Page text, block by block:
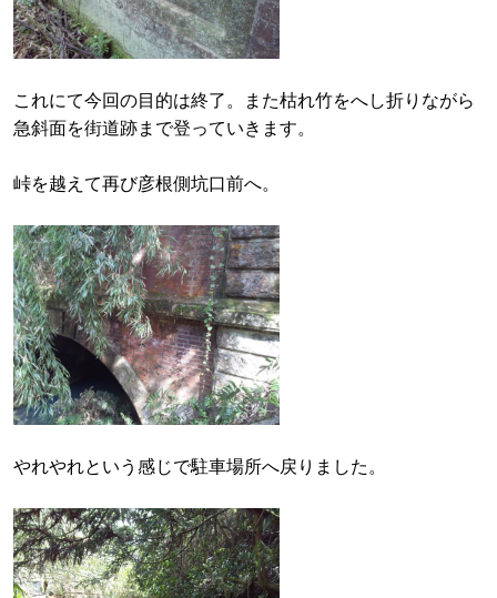
これにて今回の目的は終了。また枯れ竹をへし折りながら
急斜面を街道跡まで登っていきます。
峠を越えて再び彦根側坑口前へ。
やれやれという感じで駐車場所へ戻りました。